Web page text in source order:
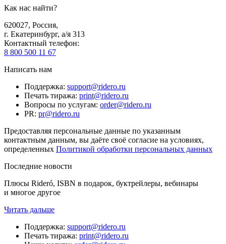
Как нас найти?
620027, Россия,
г. Екатеринбург, а/я 313
Контактный телефон:
8 800 500 11 67
Написать нам
Поддержка: support@ridero.ru
Печать тиража: print@ridero.ru
Вопросы по услугам: order@ridero.ru
PR: pr@ridero.ru
Предоставляя персональные данные по указанным
контактным данным, вы даёте своё согласие на условиях,
определенных Политикой обработки персональных данных
Последние новости
Плюсы Rideró, ISBN в подарок, буктрейлеры, вебинары
и многое другое
Читать дальше
Поддержка: support@ridero.ru
Печать тиража: print@ridero.ru